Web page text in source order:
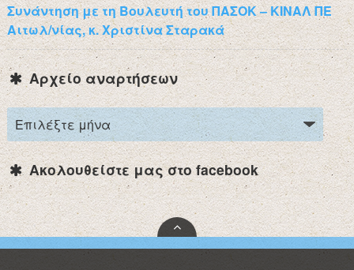
Συνάντηση με τη Βουλευτή του ΠΑΣΟΚ – ΚΙΝΑΛ ΠΕ
Αιτωλ/νίας, κ. Χριστίνα Σταρακά
Αρχείο αναρτήσεων
Ακολουθείστε μας στο facebook